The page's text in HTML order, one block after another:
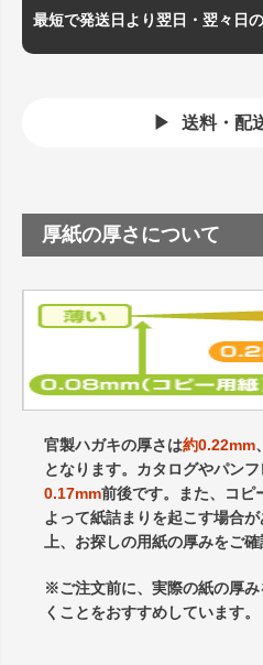
最短で発送日より翌日・翌々日
送料・配
厚紙の厚さについて
官製ハガキの厚さは約0.22mm
となります。カタログやパン
0.17mm前後です。また、コピ
よって紙詰まりを起こす場合
上、お探しの用紙の厚みをご確
※ご注文前に、実際の紙の厚
くことをおすすめしています。